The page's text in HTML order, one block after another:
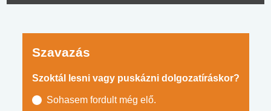
Szavazás
Szoktál lesni vagy puskázni dolgozatíráskor?
Sohasem fordult még elő.